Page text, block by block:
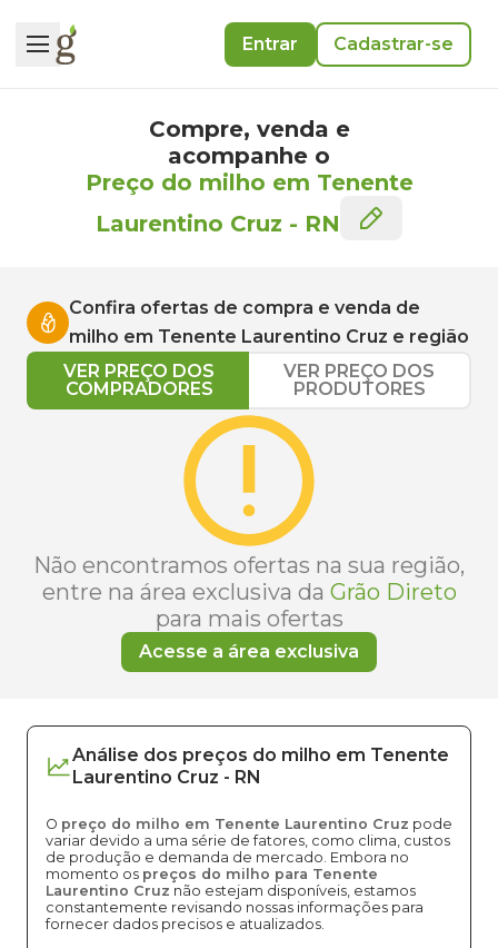
Entrar Cadastrar-se
Compre, venda e
acompanhe o
Preço do milho em Tenente
Laurentino Cruz - RN
Confira ofertas de compra e venda de
milho em Tenente Laurentino Cruz e região
VER PREÇO DOS
COMPRADORES
VER PREÇO DOS
PRODUTORES
Não encontramos ofertas na sua região,
entre na área exclusiva da Grão Direto
para mais ofertas
Acesse a área exclusiva
Análise dos preços do milho em Tenente
Laurentino Cruz - RN
O preço do milho em Tenente Laurentino Cruz pode
variar devido a uma série de fatores, como clima, custos
de produção e demanda de mercado. Embora no
momento os preços do milho para Tenente
Laurentino Cruz não estejam disponíveis, estamos
constantemente revisando nossas informações para
fornecer dados precisos e atualizados.